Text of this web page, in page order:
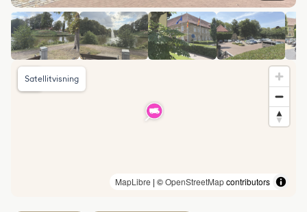
MapLibre | ©OpenStreetMapcontributors
Satellitvisning